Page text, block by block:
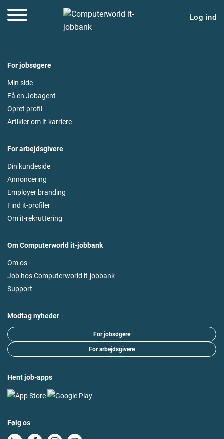
Log ind
For jobsøgere
Min side
Få en Jobagent
Opret profil
Artikler om it-karriere
For arbejdsgivere
Din kundeside
Annoncering
Employer branding
Find it-profiler
Om it-rekruttering
Om Computerworld it-jobbank
Om os
Job hos Computerworld it-jobbank
Support
Modtag nyheder
For jobsøgere
For arbejdsgivere
Hent job-apps
Følg os